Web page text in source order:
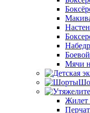
Мячи
Жилет